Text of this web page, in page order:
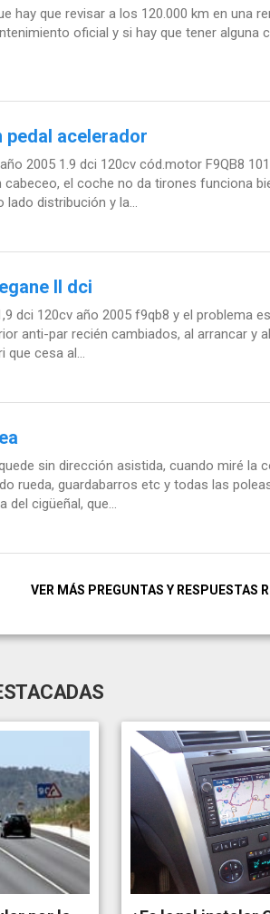
hay que revisar a los 120.000 km en una
oficial y si hay que tener alguna
pedal acelerador
2005 1.9 dci 120cv cód.motor F9QB8
el coche no da tirones funciona
distribución y la...
II dci
dci 120cv año 2005 f9qb8 y el problema
anti-par recién cambiados, al arrancar y
que cesa al...
sin dirección asistida, cuando miré la
rueda, guardabarros etc y todas las
del cigüeñal, que...
VER MÁS PREGUNTAS Y RESPUESTAS